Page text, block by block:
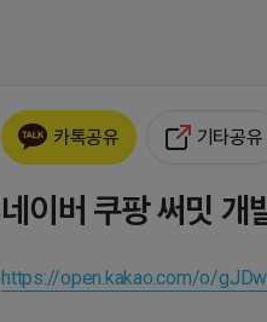
카톡공유 기타공유
네이버 쿠팡 써밋 개
https://open.kakao.com/o/